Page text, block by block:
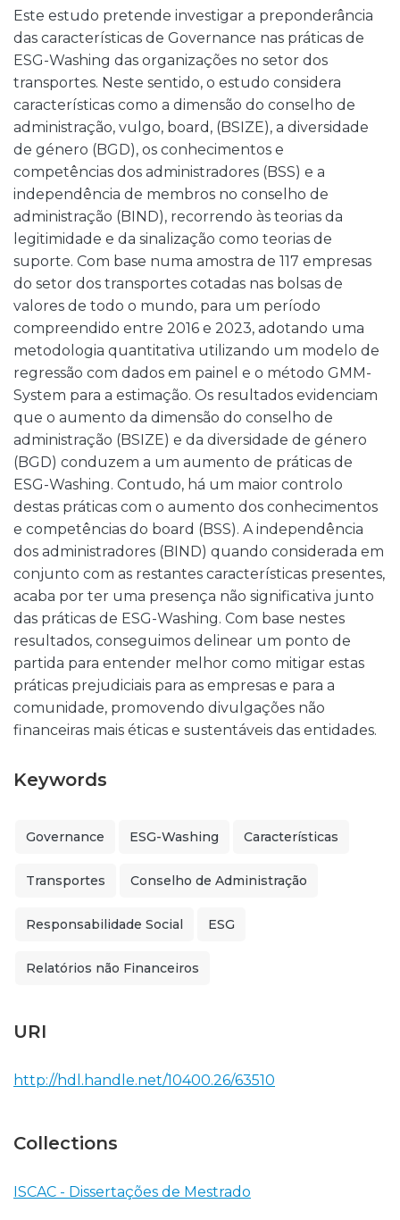
Este estudo pretende investigar a preponderância
das características de Governance nas práticas de
ESG-Washing das organizações no setor dos
transportes. Neste sentido, o estudo considera
características como a dimensão do conselho de
administração, vulgo, board, (BSIZE), a diversidade
de género (BGD), os conhecimentos e
competências dos administradores (BSS) e a
independência de membros no conselho de
administração (BIND), recorrendo às teorias da
legitimidade e da sinalização como teorias de
suporte. Com base numa amostra de 117 empresas
do setor dos transportes cotadas nas bolsas de
valores de todo o mundo, para um período
compreendido entre 2016 e 2023, adotando uma
metodologia quantitativa utilizando um modelo de
regressão com dados em painel e o método GMM-
System para a estimação. Os resultados evidenciam
que o aumento da dimensão do conselho de
administração (BSIZE) e da diversidade de género
(BGD) conduzem a um aumento de práticas de
ESG-Washing. Contudo, há um maior controlo
destas práticas com o aumento dos conhecimentos
e competências do board (BSS). A independência
dos administradores (BIND) quando considerada em
conjunto com as restantes características presentes,
acaba por ter uma presença não significativa junto
das práticas de ESG-Washing. Com base nestes
resultados, conseguimos delinear um ponto de
partida para entender melhor como mitigar estas
práticas prejudiciais para as empresas e para a
comunidade, promovendo divulgações não
financeiras mais éticas e sustentáveis das entidades.
Keywords
Governance ESG-Washing Características
Transportes Conselho de Administração
Responsabilidade Social ESG
Relatórios não Financeiros
URI
http://hdl.handle.net/10400.26/63510
Collections
ISCAC - Dissertações de Mestrado